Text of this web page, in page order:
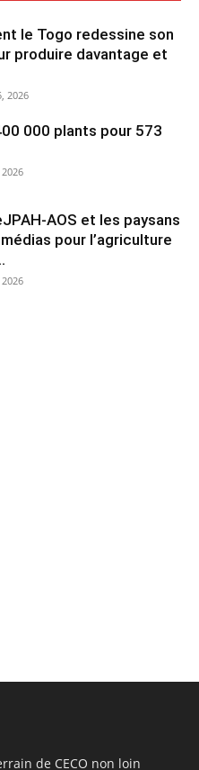
le Togo redessine son
produire davantage et
2026
000 plants pour 573
AOS et les paysans
pour l’agriculture
de CECO non loin